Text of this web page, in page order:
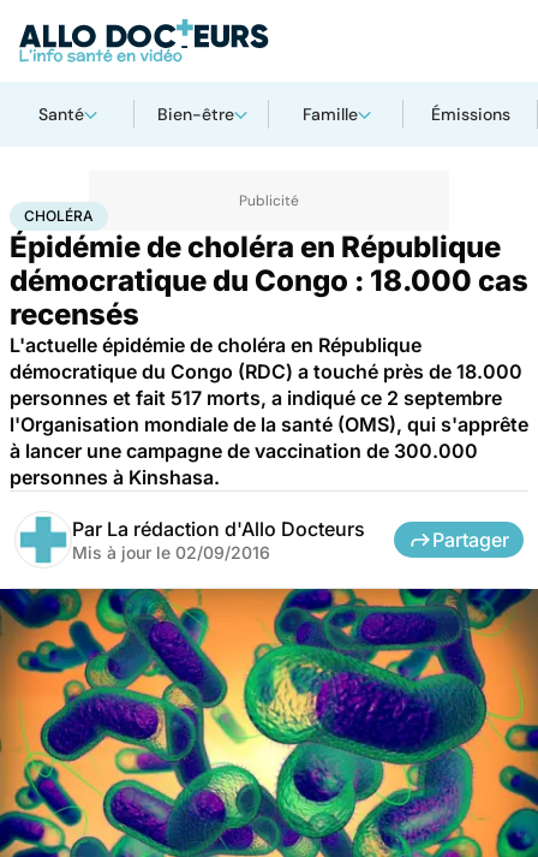
Santé Bien-être Famille Émissions
AccueilSanté
CHOLÉRA
Épidémie de choléra en République
démocratique du Congo : 18.000 cas
recensés
L'actuelle épidémie de choléra en République
démocratique du Congo (RDC) a touché près de 18.000
personnes et fait 517 morts, a indiqué ce 2 septembre
l'Organisation mondiale de la santé (OMS), qui s'apprête
à lancer une campagne de vaccination de 300.000
personnes à Kinshasa.
Par La rédaction d'Allo Docteurs
Mis à jour le 02/09/2016
Partager